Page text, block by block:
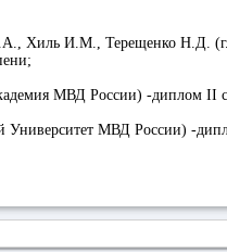
Хиль И.М., Терещенко Н.Д. (г.
МВД России) -диплом II
Университет МВД России) -